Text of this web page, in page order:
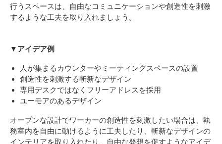
行うスペースは、自由なコミュニケーションや創造性を刺激
するような工夫を取り入れましょう。
▼アイデア例
人が集まるカウンターやミーティングスペースの設置
創造性を刺激する斬新なデザイン
専用デスクではなくフリーアドレスを採用
ユーモアのあるデザイン
オープンな設計でワーカーの創造性を刺激したい場合は、執
務室内を自由に動けるように工夫したり、斬新なデザインの
インテリアを取り入れたり、自由な発想を促すようなアイデ